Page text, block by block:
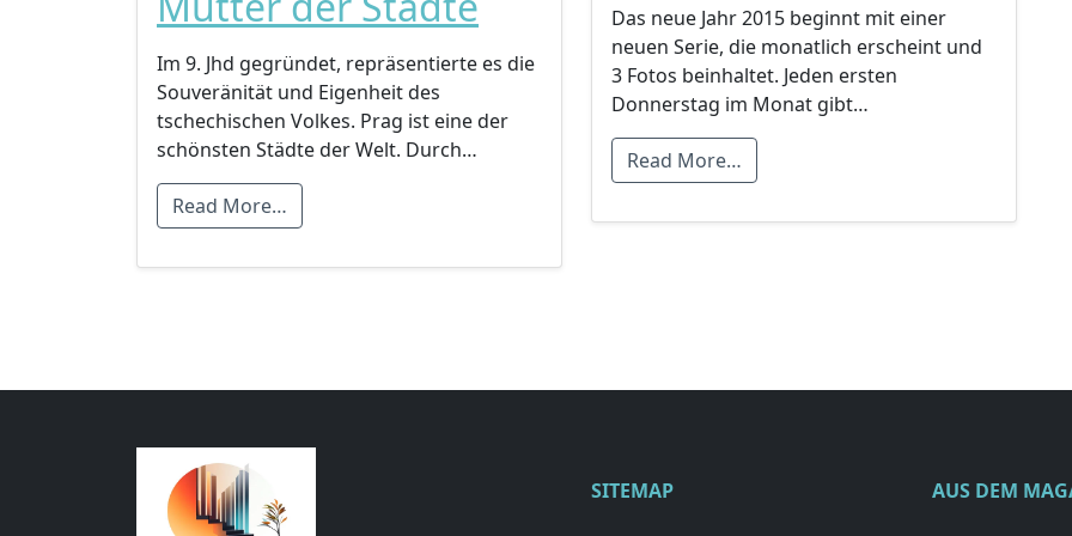
Im 9. Jhd gegründet, repräsentierte es die
Souveränität und Eigenheit des
tschechischen Volkes. Prag ist eine der
schönsten Städte der Welt. Durch…
Read More…
Das neue Jahr 2015 beginnt mit einer
neuen Serie, die monatlich erscheint und
3 Fotos beinhaltet. Jeden ersten
Donnerstag im Monat gibt…
Read More…
SITEMAP AUS DEM